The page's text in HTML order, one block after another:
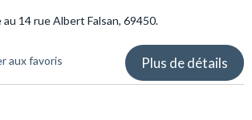
14 rue Albert Falsan, 69450.
aux favoris Plus de détails